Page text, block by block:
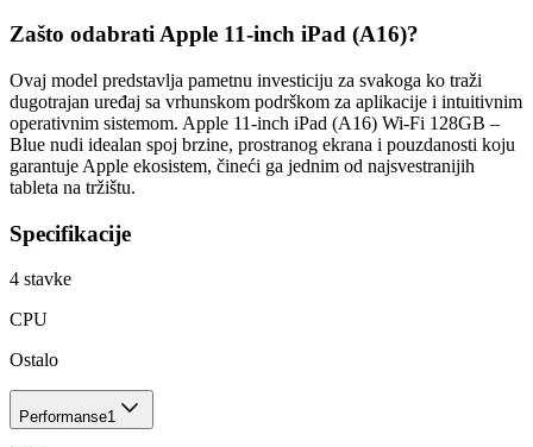
Zašto odabrati Apple 11-inch iPad (A16)?
Ovaj model predstavlja pametnu investiciju za svakoga ko traži
dugotrajan uređaj sa vrhunskom podrškom za aplikacije i intuitivnim
operativnim sistemom. Apple 11-inch iPad (A16) Wi-Fi 128GB –
Blue nudi idealan spoj brzine, prostranog ekrana i pouzdanosti koju
garantuje Apple ekosistem, čineći ga jednim od najsvestranijih
tableta na tržištu.
Specifikacije
4 stavke
CPU
Ostalo
Performanse1